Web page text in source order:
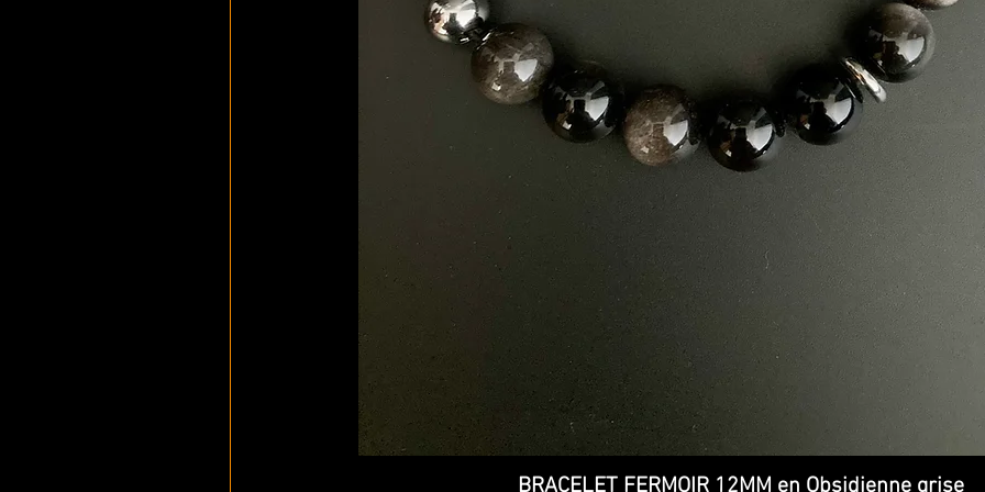
Quick View
BRACELET FERMOIR 12MM en Obsidienne grise